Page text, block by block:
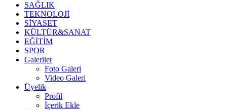
SAĞLIK
TEKNOLOJİ
SİYASET
KÜLTÜR&SANAT
EĞİTİM
SPOR
Galeriler
Foto Galeri
Video Galeri
Üyelik
Profil
İçerik Ekle